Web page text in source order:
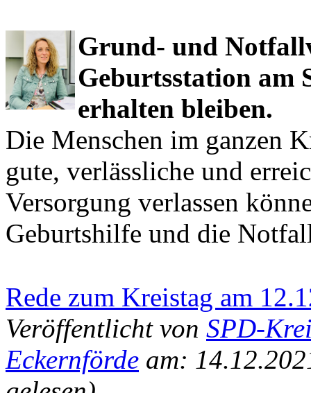
Grund- und
Geburtsstation am
erhalten bleiben.
Die Menschen im ganzen
gute, verlässliche und
Versorgung verlassen
Geburtshilfe und die
Rede zum Kreistag am
Veröffentlicht von SPD-
Eckernförde am: